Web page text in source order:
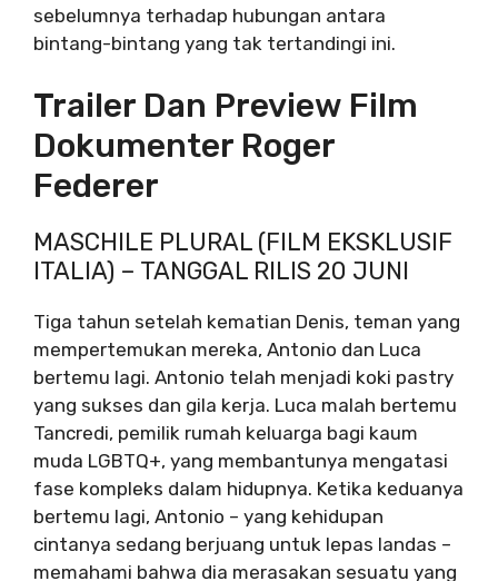
sebelumnya terhadap hubungan antara
bintang-bintang yang tak tertandingi ini.
Trailer Dan Preview Film
Dokumenter Roger
Federer
MASCHILE PLURAL (FILM EKSKLUSIF
ITALIA) – TANGGAL RILIS 20 JUNI
Tiga tahun setelah kematian Denis, teman yang
mempertemukan mereka, Antonio dan Luca
bertemu lagi. Antonio telah menjadi koki pastry
yang sukses dan gila kerja. Luca malah bertemu
Tancredi, pemilik rumah keluarga bagi kaum
muda LGBTQ+, yang membantunya mengatasi
fase kompleks dalam hidupnya. Ketika keduanya
bertemu lagi, Antonio – yang kehidupan
cintanya sedang berjuang untuk lepas landas –
memahami bahwa dia merasakan sesuatu yang